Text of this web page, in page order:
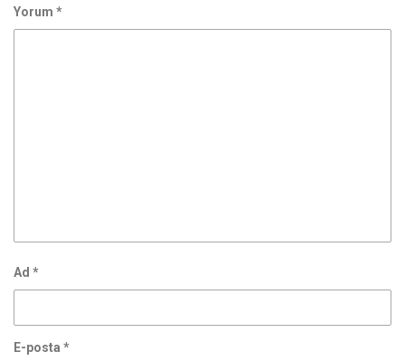
Yorum *
Ad *
E-posta *